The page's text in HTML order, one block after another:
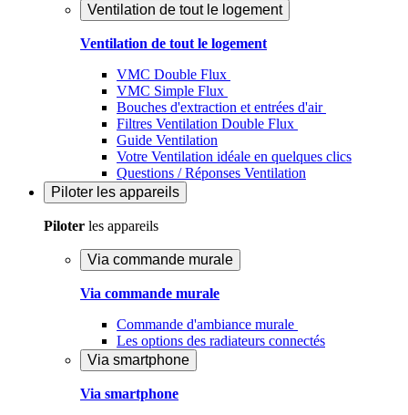
Ventilation de tout le logement
Ventilation de tout le logement
VMC Double Flux
VMC Simple Flux
Bouches d'extraction et entrées d'air
Filtres Ventilation Double Flux
Guide Ventilation
Votre Ventilation idéale en quelques clics
Questions / Réponses Ventilation
Piloter les appareils
Piloter les appareils
Via commande murale
Via commande murale
Commande d'ambiance murale
Les options des radiateurs connectés
Via smartphone
Via smartphone